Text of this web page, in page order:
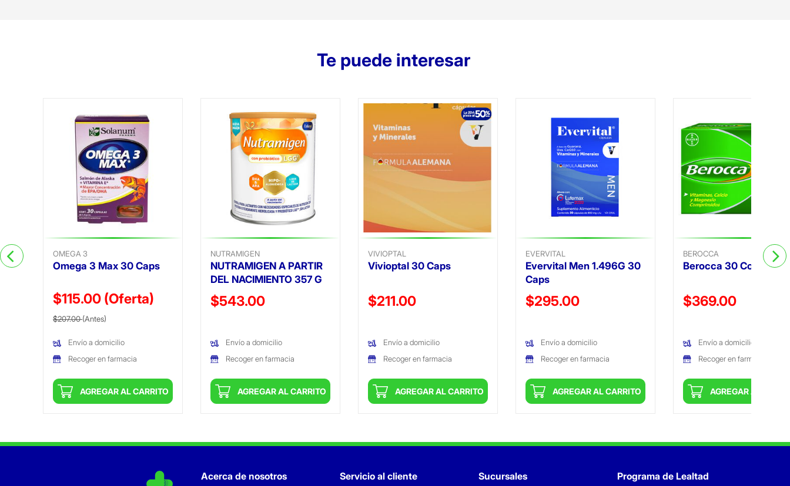
Te puede interesar
OMEGA 3
Omega 3 Max 30 Caps
$115.00 (Oferta)
Precio reducido de
$207.00(Antes)
Envío a domicilio
Recoger en farmacia
AGREGAR AL CARRITO
NUTRAMIGEN
NUTRAMIGEN A PARTIR
DEL NACIMIENTO 357 G
Precio reducido de
$543.00
Envío a domicilio
Recoger en farmacia
AGREGAR AL CARRITO
VIVIOPTAL
Vivioptal 30 Caps
Precio reducido de
$211.00
Envío a domicilio
Recoger en farmacia
AGREGAR AL CARRITO
EVERVITAL
Evervital Men 1.496G 30
Caps
Precio reducido de
$295.00
Envío a domicilio
Recoger en farmacia
AGREGAR AL CARRITO
BEROCCA
Berocca 30 Comp
Precio reducido de
$369.00
Envío a domicilio
Recoger en farmacia
AGREGAR AL
Acerca de nosotros Servicio al cliente Sucursales Programa de Lealtad